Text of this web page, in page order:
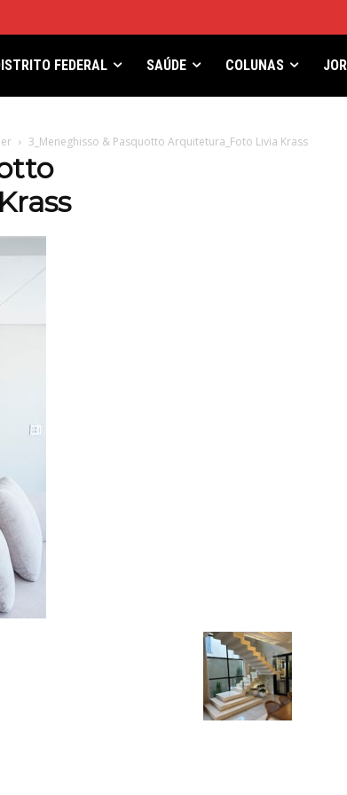
FEDERAL SAÚDE COLUNAS
3_Meneghisso & Pasquotto Arquitetura_Foto Livia Krass